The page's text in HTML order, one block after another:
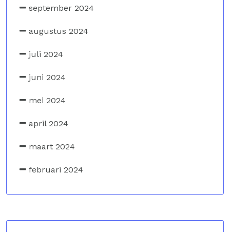
september 2024
augustus 2024
juli 2024
juni 2024
mei 2024
april 2024
maart 2024
februari 2024